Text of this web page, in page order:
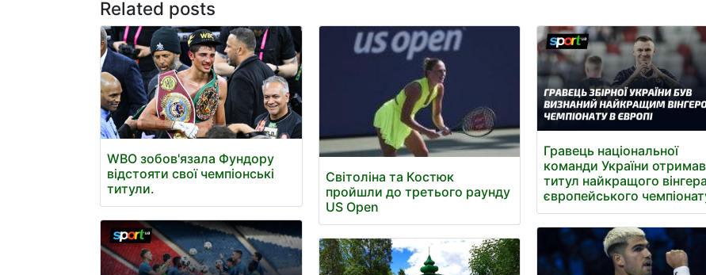
Related posts
WBO зобов'язала Фундору
відстояти свої чемпіонські
титули.
Світоліна та Костюк
пройшли до третього раунду
US Open
Гравець національної
команди України отримав
титул найкращого вінгера
європейського